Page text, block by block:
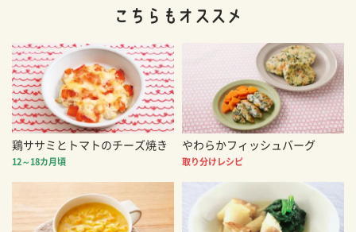
鶏ササミとトマトのチーズ焼き
12～18カ月頃
やわらかフィッシュバーグ
取り分けレシピ